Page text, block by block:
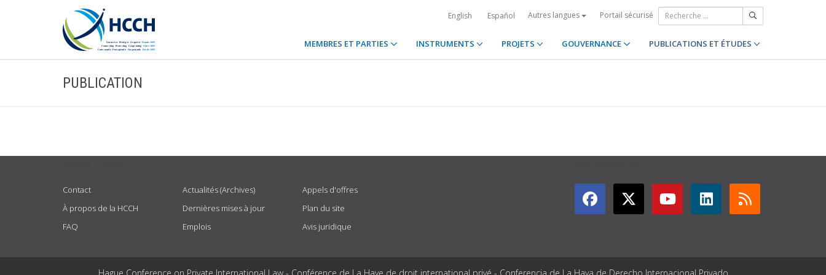
English Español Autres langues Portail sécurisé
MEMBRES ET PARTIES INSTRUMENTS PROJETS GOUVERNANCE PUBLICATIONS ET ÉTUDES
PUBLICATION
Contact
À propos de la HCCH
FAQ
Actualités (Archives)
Dernières mises à jour
Emplois
Appels d'offres
Plan du site
Avis juridique